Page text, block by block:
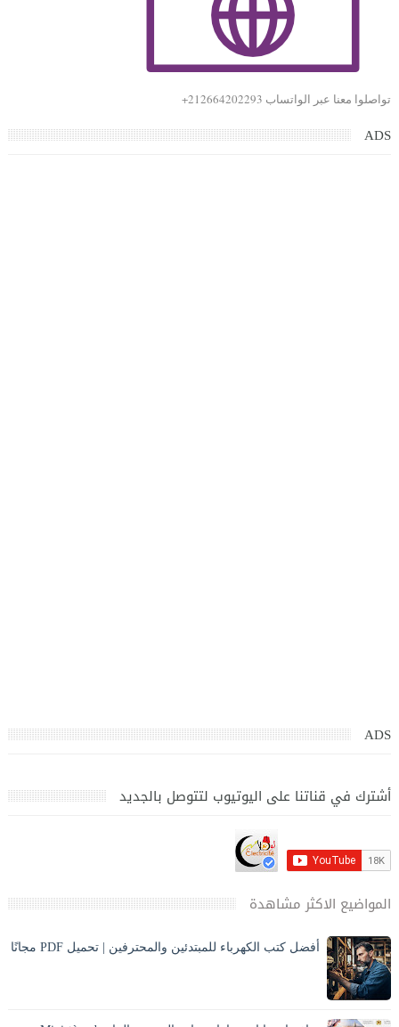
تواصلوا معنا عبر الواتساب 212664202293+
ADS
ADS
أشترك في قناتنا على اليوتيوب لتتوصل بالجديد
المواضيع الاكثر مشاهدة
أفضل كتب الكهرباء للمبتدئين والمحترفين | تحميل PDF مجانًا